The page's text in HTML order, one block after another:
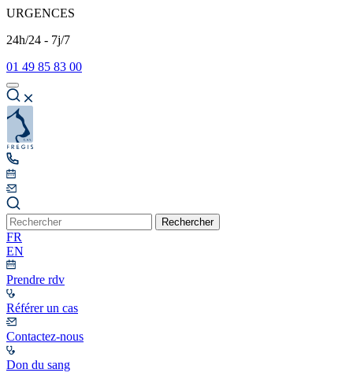
URGENCES
24h/24 - 7j/7
01 49 85 83 00
Rechercher
FR
EN
Prendre rdv
Référer un cas
Contactez-nous
Don du sang